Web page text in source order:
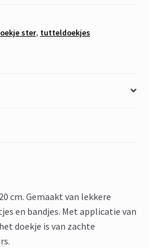
ster, tutteldoekjes
cm. Gemaakt van lekkere
en bandjes. Met applicatie van
doekje is van zachte